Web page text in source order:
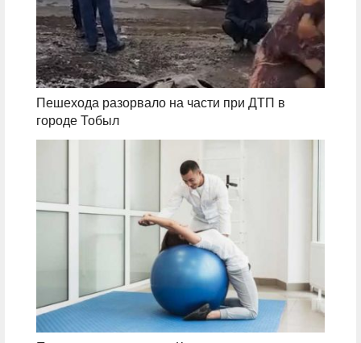
Пешехода разорвало на части при ДТП в
городе Тобыл